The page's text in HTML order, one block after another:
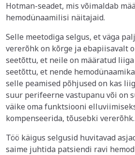
Hotman-seadet, mis võimaldab
hemodünaamilisi näitajaid.
Selle meetodiga selgus, et väga
vererõhk on kõrge ja ebapiisavalt
seetõttu, et neile on määratud
seetõttu, et nende
selle peamised põhjused on kas
suur perifeerne vastupanu või on
väike oma funktsiooni
kompenseerida, tõusebki vererõhk.
Töö käigus selgusid huvitavad
saime juhtida patsiendi ravi